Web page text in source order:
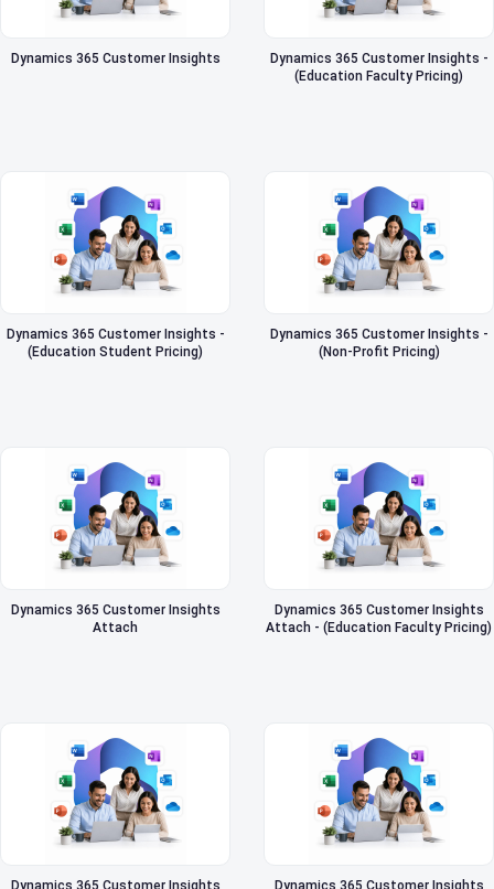
Dynamics 365 Customer Insights
Dynamics 365 Customer Insights -
(Education Faculty Pricing)
Dynamics 365 Customer Insights -
(Education Student Pricing)
Dynamics 365 Customer Insights -
(Non-Profit Pricing)
Dynamics 365 Customer Insights
Attach
Dynamics 365 Customer Insights
Attach - (Education Faculty Pricing)
Dynamics 365 Customer Insights
Dynamics 365 Customer Insights